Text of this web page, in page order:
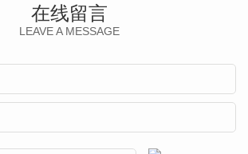
在线留言
LEAVE A MESSAGE